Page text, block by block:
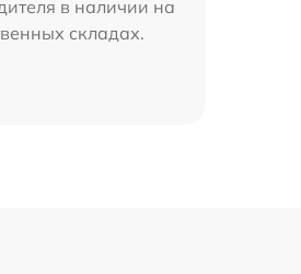
в наличии на
складах.